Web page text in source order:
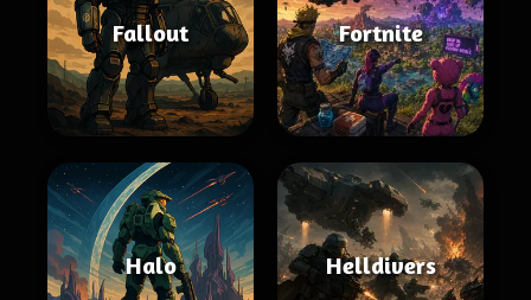
Fallout Fortnite
Halo Helldivers